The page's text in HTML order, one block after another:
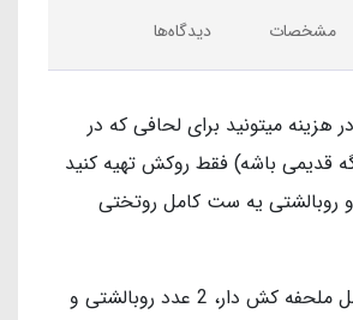
مشخصات دیدگاه‌ها
هزینه میتونید برای لحافی که در
قدیمی باشه) فقط روکش تهیه کنید
روبالشتی یه ست کامل روتختی
این کاور ست شامل ملحفه کش دار، 2 عدد روبالشتی و